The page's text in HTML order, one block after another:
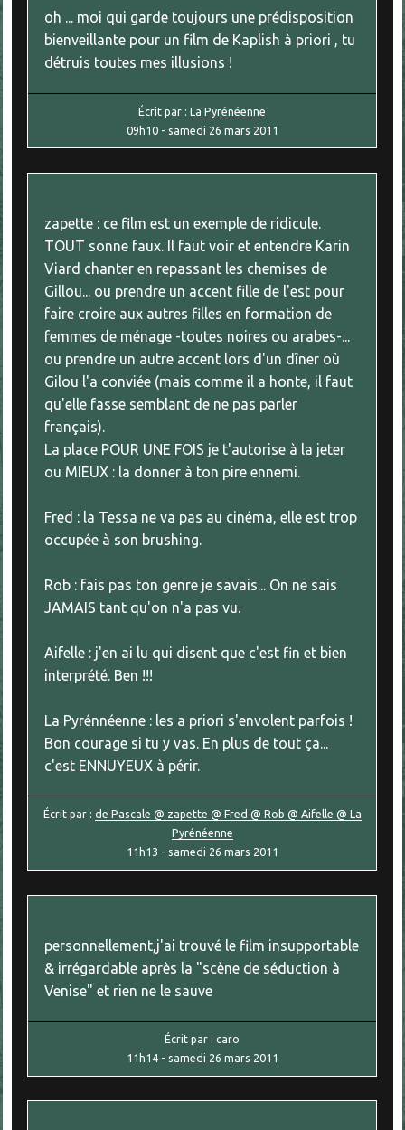
oh ... moi qui garde toujours une prédisposition
bienveillante pour un film de Kaplish à priori , tu
détruis toutes mes illusions !
Écrit par :La Pyrénéenne
09h10- samedi 26 mars 2011
zapette : ce film est un exemple de ridicule.
TOUT sonne faux. Il faut voir et entendre Karin
Viard chanter en repassant les chemises de
Gillou... ou prendre un accent fille de l'est pour
faire croire aux autres filles en formation de
femmes de ménage -toutes noires ou arabes-...
ou prendre un autre accent lors d'un dîner où
Gilou l'a conviée (mais comme il a honte, il faut
qu'elle fasse semblant de ne pas parler
français).
La place POUR UNE FOIS je t'autorise à la jeter
ou MIEUX : la donner à ton pire ennemi.
Fred : la Tessa ne va pas au cinéma, elle est trop
occupée à son brushing.
Rob : fais pas ton genre je savais... On ne sais
JAMAIS tant qu'on n'a pas vu.
Aifelle : j'en ai lu qui disent que c'est fin et bien
interprété. Ben !!!
La Pyrénnéenne : les a priori s'envolent parfois !
Bon courage si tu y vas. En plus de tout ça...
c'est ENNUYEUX à périr.
Écrit par : de Pascale @ zapette @ Fred @ Rob @ Aifelle @ La
Pyrénéenne
11h13 - samedi 26 mars 2011
personnellement,j'ai trouvé le film insupportable
& irrégardable après la "scène de séduction à
Venise" et rien ne le sauve
Écrit par :caro
11h14- samedi 26 mars 2011